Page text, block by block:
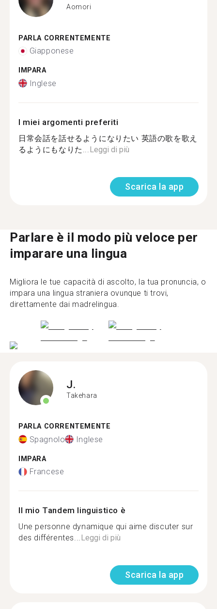
Aomori
PARLA CORRENTEMENTE
Giapponese
IMPARA
Inglese
I miei argomenti preferiti
日常会話を話せるようになりたい 英語の歌を歌え
るようにもなりた... Leggi di più
Scarica la app
Parlare è il modo più veloce per
imparare una lingua
Migliora le tue capacità di ascolto, la tua pronuncia, o
impara una lingua straniera ovunque ti trovi,
direttamente dai madrelingua.
J.
Takehara
PARLA CORRENTEMENTE
Spagnolo Inglese
IMPARA
Francese
Il mio Tandem linguistico è
Une personne dynamique qui aime discuter sur
des différentes...Leggi di più
Scarica la app